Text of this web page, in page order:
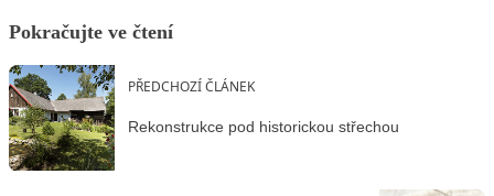
Pokračujte ve čtení
PŘEDCHOZÍ ČLÁNEK
Rekonstrukce pod historickou střechou